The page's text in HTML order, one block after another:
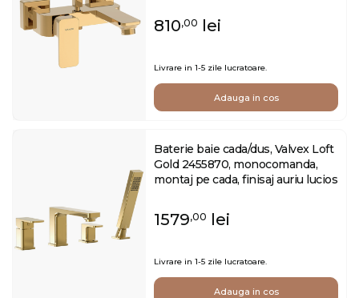
810,00 lei
Livrare in 1-5 zile lucratoare.
Adauga in cos
Baterie baie cada/dus, Valvex Loft
Gold 2455870, monocomanda,
montaj pe cada, finisaj auriu lucios
1579,00 lei
Livrare in 1-5 zile lucratoare.
Adauga in cos